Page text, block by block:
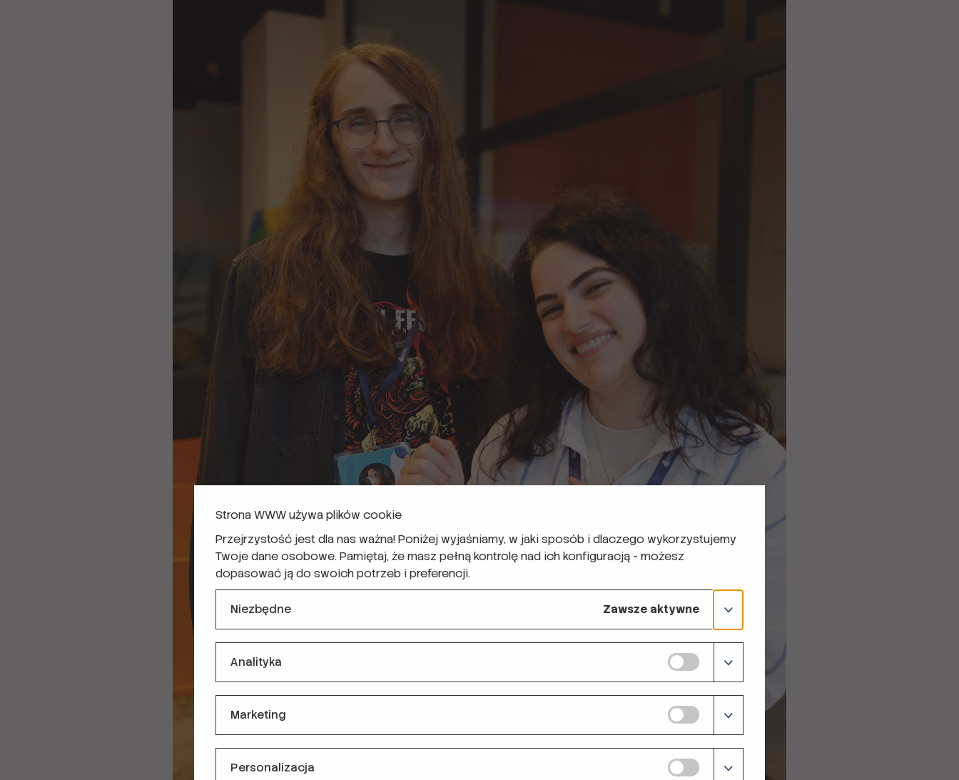
Strona WWW używa plików cookie
Przejrzystość jest dla nas ważna! Poniżej wyjaśniamy, w jaki sposób i dlaczego wykorzystujemy
Twoje dane osobowe. Pamiętaj, że masz pełną kontrolę nad ich konfiguracją - możesz
dopasować ją do swoich potrzeb i preferencji.
Niezbędne Zawsze aktywne
Analityka
Marketing
Personalizacja